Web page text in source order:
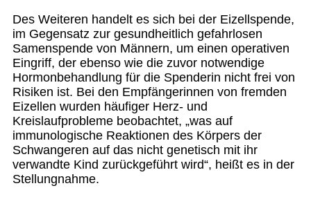
Des Weiteren handelt es sich bei der Eizellspende,
im Gegensatz zur gesundheitlich gefahrlosen
Samenspende von Männern, um einen operativen
Eingriff, der ebenso wie die zuvor notwendige
Hormonbehandlung für die Spenderin nicht frei von
Risiken ist. Bei den Empfängerinnen von fremden
Eizellen wurden häufiger Herz- und
Kreislaufprobleme beobachtet, „was auf
immunologische Reaktionen des Körpers der
Schwangeren auf das nicht genetisch mit ihr
verwandte Kind zurückgeführt wird“, heißt es in der
Stellungnahme.